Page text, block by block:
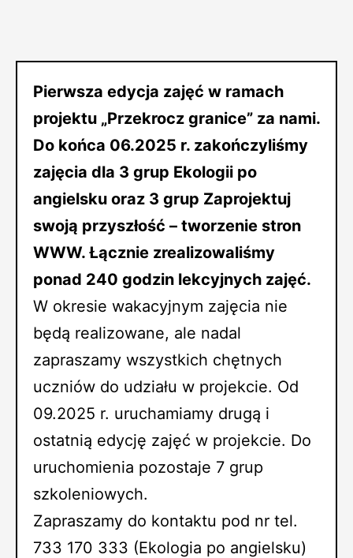
Pierwsza edycja zajęć w ramach
projektu „Przekrocz granice” za nami.
Do końca 06.2025 r. zakończyliśmy
zajęcia dla 3 grup Ekologii po
angielsku oraz 3 grup Zaprojektuj
swoją przyszłość – tworzenie stron
WWW. Łącznie zrealizowaliśmy
ponad 240 godzin lekcyjnych zajęć.
W okresie wakacyjnym zajęcia nie
będą realizowane, ale nadal
zapraszamy wszystkich chętnych
uczniów do udziału w projekcie. Od
09.2025 r. uruchamiamy drugą i
ostatnią edycję zajęć w projekcie. Do
uruchomienia pozostaje 7 grup
szkoleniowych.
Zapraszamy do kontaktu pod nr tel.
733 170 333 (Ekologia po angielsku)